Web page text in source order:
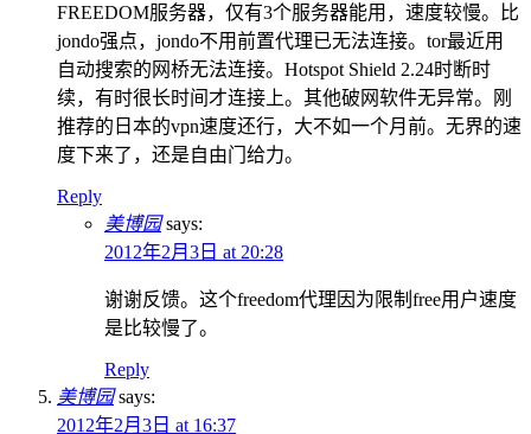
FREEDOM服务器，仅有3个服务器能用，速度较慢。比
jondo强点，jondo不用前置代理已无法连接。tor最近用
自动搜索的网桥无法连接。Hotspot Shield 2.24时断时
续，有时很长时间才连接上。其他破网软件无异常。刚
推荐的日本的vpn速度还行，大不如一个月前。无界的速
度下来了，还是自由门给力。
Reply
美博园 says:
2012年2月3日 at 20:28
谢谢反馈。这个freedom代理因为限制free用户速度
是比较慢了。
Reply
美博园 says:
2012年2月3日 at 16:37